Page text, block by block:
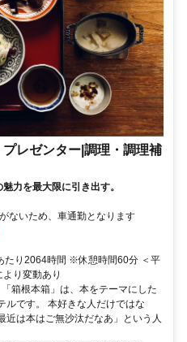
レゼンター|調理・調理補
力を最大限に引き出す。
ないため、車通勤となります
たり2064時間 ※休憩時間60分 ＜平
り変動あり
箱根本箱」は、本をテーマにした
ルです。 本好きな人だけではな
近は本はご無沙汰だなあ」という人